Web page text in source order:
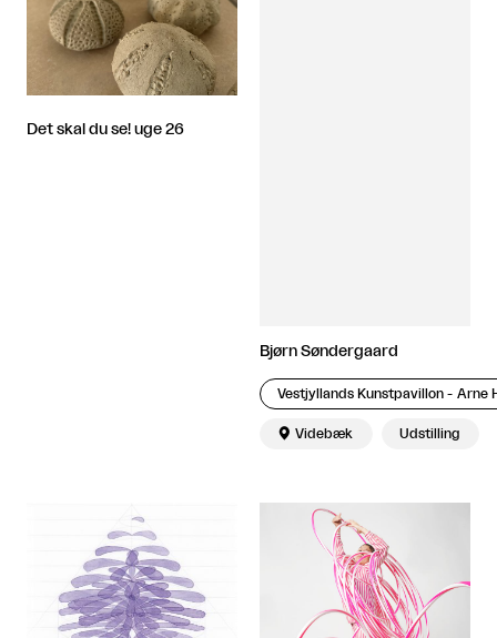
Det skal du se! uge 26
Bjørn Søndergaard
Vestjyllands Kunstpavillon - Arne
 Videbæk Udstilling